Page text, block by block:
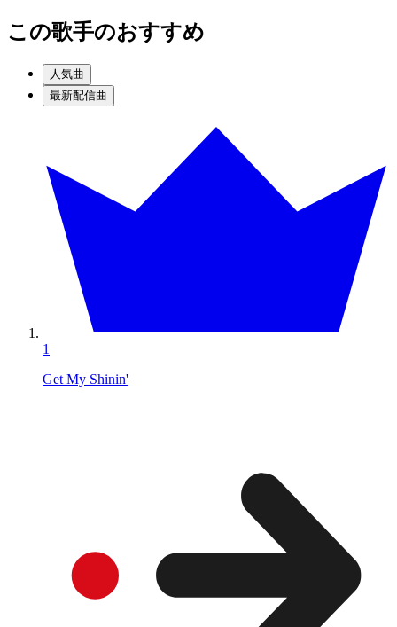
この歌手のおすすめ
人気曲
最新配信曲
1
Get My Shinin'